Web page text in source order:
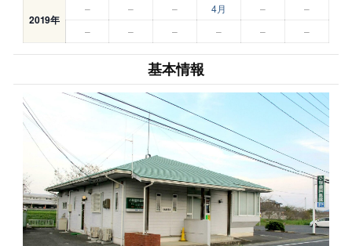
2019年
– – – 4月 –
–
–
– – – – –
基本情報